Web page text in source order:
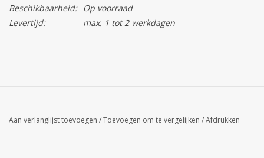
Merken
Beschikbaarheid:
Op voorraad
Levertijd:
max. 1 tot 2 werkdagen
Aan verlanglijst toevoegen /Toevoegen om te vergelijken /Afdrukken